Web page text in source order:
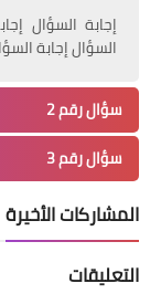
إجابة السؤال
السؤال إجابة
سؤال رقم 2
سؤال رقم 3
المشاركات الأخيرة
التعليقات